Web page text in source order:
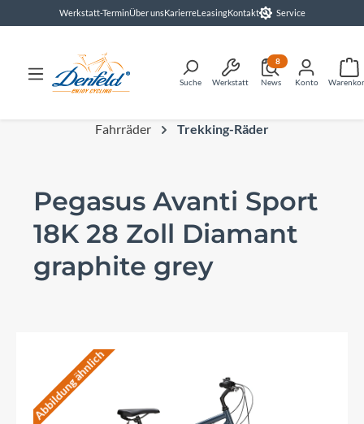
springenWerkstatt-TerminÜber unsKarierreLeasingKontakt Service
Suche Werkstatt News
8
Konto
Fahrräder Trekking-Räder
Pegasus Avanti Sport
18K 28 Zoll Diamant
graphite grey
Abbildung ähnlich